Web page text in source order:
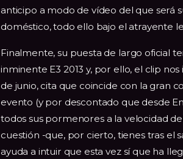
anticipo a modo de vídeo del que será
doméstico, todo ello bajo el atrayente
Finalmente, su puesta de largo oficial
inminente E3 2013 y, por ello, el clip
de junio, cita que coincide con la gran
evento (y por descontado que desde
todos sus pormenores a la velocidad
cuestión -que, por cierto, tienes tras el
ayuda a intuir que esta vez sí que ha